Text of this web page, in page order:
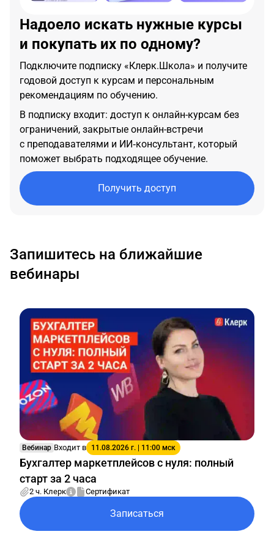
Надоело искать нужные курсы
и покупать их по одному?
Подключите подписку «Клерк.Школа» и получите
годовой доступ к курсам и персональным
рекомендациям по обучению.
В подписку входит: доступ к онлайн-курсам без
ограничений, закрытые онлайн-встречи
с преподавателями и ИИ‑консультант, который
поможет выбрать подходящее обучение.
Получить доступ
Запишитесь на ближайшие
вебинары
Вебинар Входит в 11.08.2026 г. | 11:00 мск
Бухгалтер маркетплейсов с нуля: полный
старт за 2 часа
2 ч. Клерк Сертификат
Записаться